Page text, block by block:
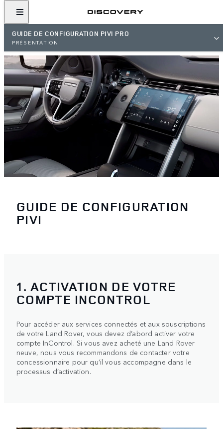
GUIDE DE CONFIGURATION PIVI PRO
PRÉSENTATION
GUIDE DE CONFIGURATION
PIVI
1. ACTIVATION DE VOTRE
COMPTE INCONTROL
Pour accéder aux services connectés et aux souscriptions
de votre Land Rover, vous devez d’abord activer votre
compte InControl. Si vous avez acheté une Land Rover
neuve, nous vous recommandons de contacter votre
concessionnaire pour qu’il vous accompagne dans le
processus d’activation.